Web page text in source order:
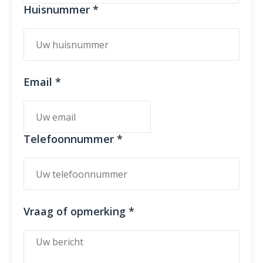
Huisnummer *
Email *
Telefoonnummer *
Vraag of opmerking *